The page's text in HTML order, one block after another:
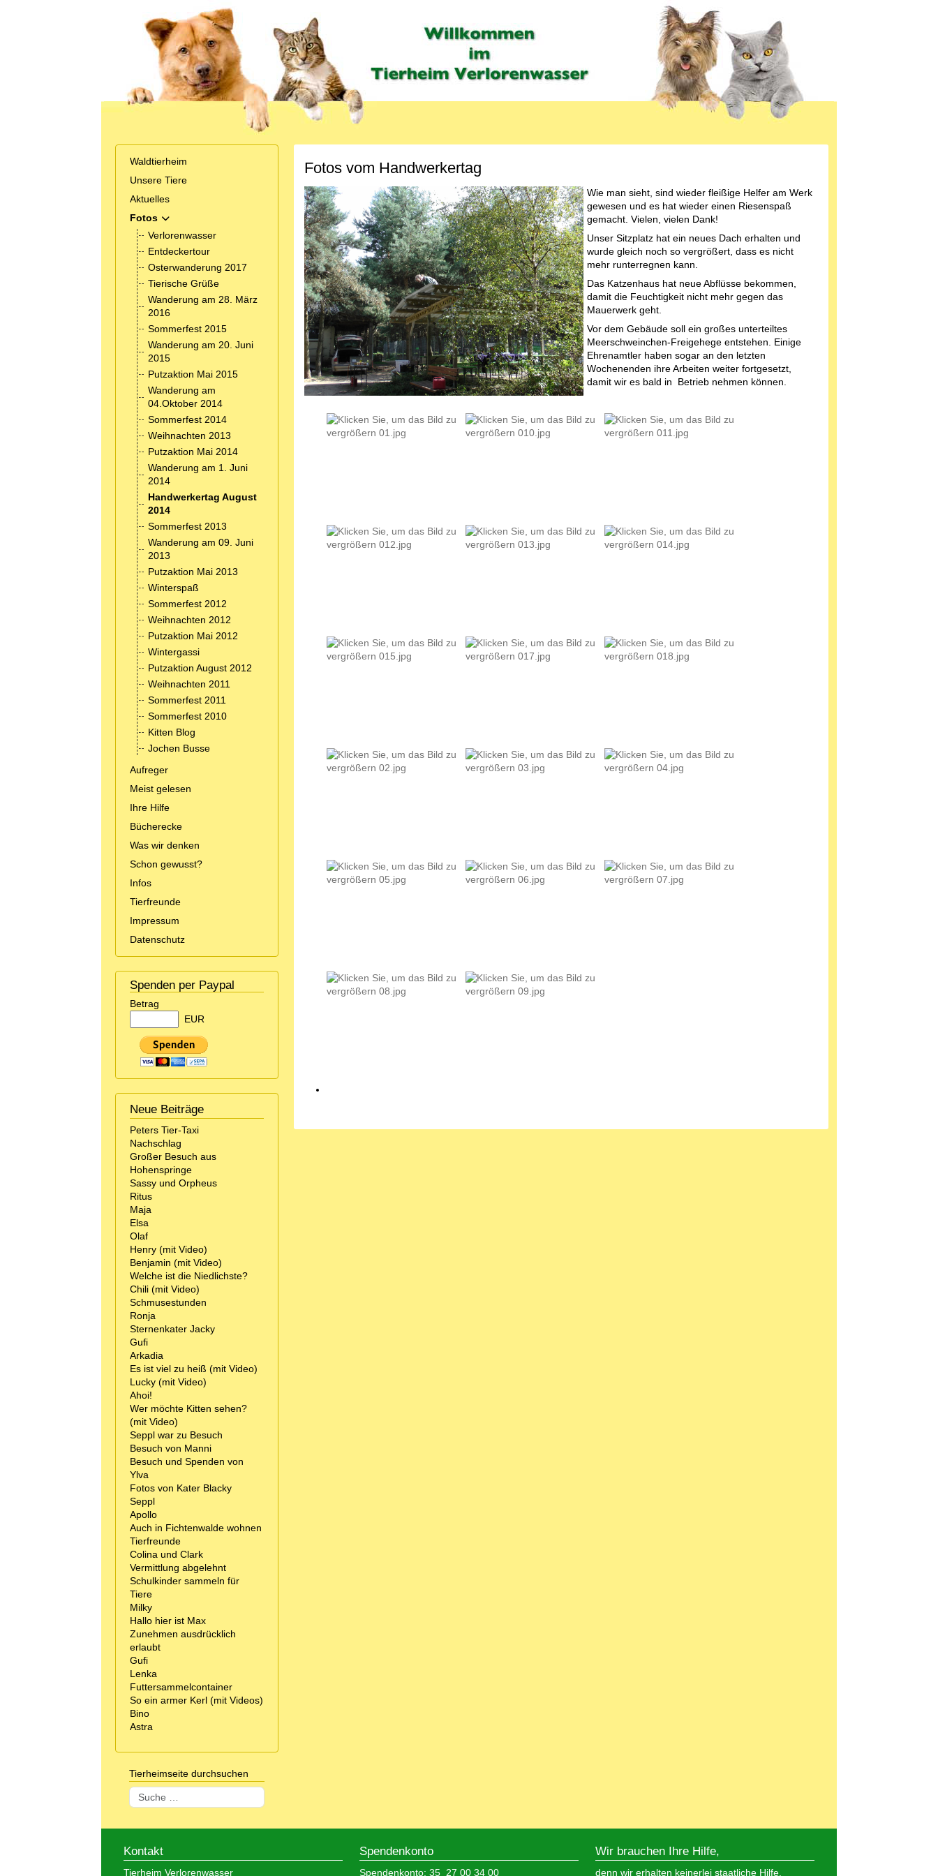
Waldtierheim
Unsere Tiere
Aktuelles
Fotos
MOD_MENU_TOGGLE_SUBMENU_LABEL
Verlorenwasser
Entdeckertour
Osterwanderung 2017
Tierische Grüße
Wanderung am 28. März
2016
Sommerfest 2015
Wanderung am 20. Juni
2015
Putzaktion Mai 2015
Wanderung am
04.Oktober 2014
Sommerfest 2014
Weihnachten 2013
Putzaktion Mai 2014
Wanderung am 1. Juni
2014
Handwerkertag August
2014
Sommerfest 2013
Wanderung am 09. Juni
2013
Putzaktion Mai 2013
Winterspaß
Sommerfest 2012
Weihnachten 2012
Putzaktion Mai 2012
Wintergassi
Putzaktion August 2012
Weihnachten 2011
Sommerfest 2011
Sommerfest 2010
Kitten Blog
Jochen Busse
Aufreger
Meist gelesen
Ihre Hilfe
Bücherecke
Was wir denken
Schon gewusst?
Infos
Tierfreunde
Impressum
Datenschutz
Spenden per Paypal
Betrag
EUR
Neue Beiträge
Peters Tier-Taxi
Nachschlag
Großer Besuch aus
Hohenspringe
Sassy und Orpheus
Ritus
Maja
Elsa
Olaf
Henry (mit Video)
Benjamin (mit Video)
Welche ist die Niedlichste?
Chili (mit Video)
Schmusestunden
Ronja
Sternenkater Jacky
Gufi
Arkadia
Es ist viel zu heiß (mit Video)
Lucky (mit Video)
Ahoi!
Wer möchte Kitten sehen?
(mit Video)
Seppl war zu Besuch
Besuch von Manni
Besuch und Spenden von
Ylva
Fotos von Kater Blacky
Seppl
Apollo
Auch in Fichtenwalde wohnen
Tierfreunde
Colina und Clark
Vermittlung abgelehnt
Schulkinder sammeln für
Tiere
Milky
Hallo hier ist Max
Zunehmen ausdrücklich
erlaubt
Gufi
Lenka
Futtersammelcontainer
So ein armer Kerl (mit Videos)
Bino
Astra
Tierheimseite durchsuchen
Suchen
Fotos vom Handwerkertag
Wie man sieht, sind wieder fleißige Helfer am Werk
gewesen und es hat wieder einen Riesenspaß
gemacht. Vielen, vielen Dank!
Unser Sitzplatz hat ein neues Dach erhalten und
wurde gleich noch so vergrößert, dass es nicht
mehr runterregnen kann.
Das Katzenhaus hat neue Abflüsse bekommen,
damit die Feuchtigkeit nicht mehr gegen das
Mauerwerk geht.
Vor dem Gebäude soll ein großes unterteiltes
Meerschweinchen-Freigehege entstehen. Einige
Ehrenamtler haben sogar an den letzten
Wochenenden ihre Arbeiten weiter fortgesetzt,
damit wir es bald in Betrieb nehmen können.
Kontakt
Tierheim Verlorenwasser
Spendenkonto
Spendenkonto: 35 27 00 34 00
Wir brauchen Ihre Hilfe,
denn wir erhalten keinerlei staatliche Hilfe,